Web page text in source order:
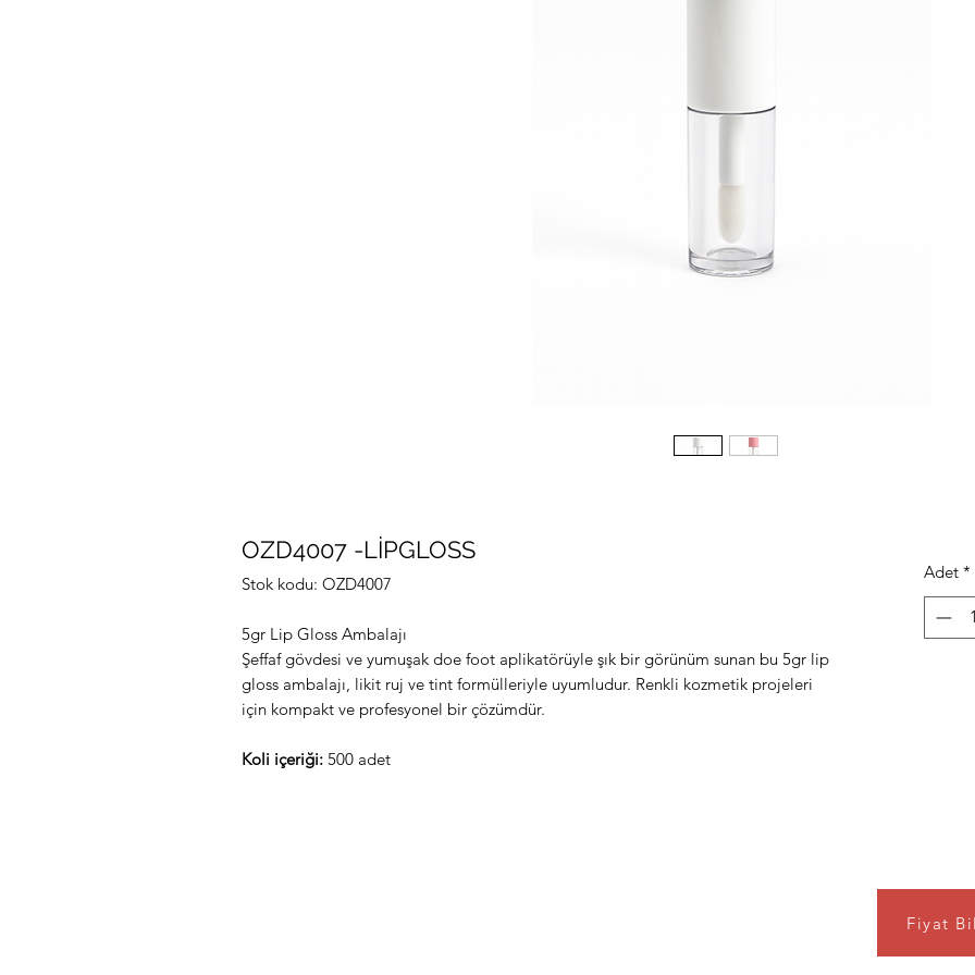
OZD4007 -LİPGLOSS
Stok kodu: OZD4007
5gr Lip Gloss Ambalajı
Şeffaf gövdesi ve yumuşak doe foot aplikatörüyle şık bir görünüm sunan bu 5gr lip
gloss ambalajı, likit ruj ve tint formülleriyle uyumludur. Renkli kozmetik projeleri
için kompakt ve profesyonel bir çözümdür.
Koli içeriği: 500 adet
Adet *
Fiyat